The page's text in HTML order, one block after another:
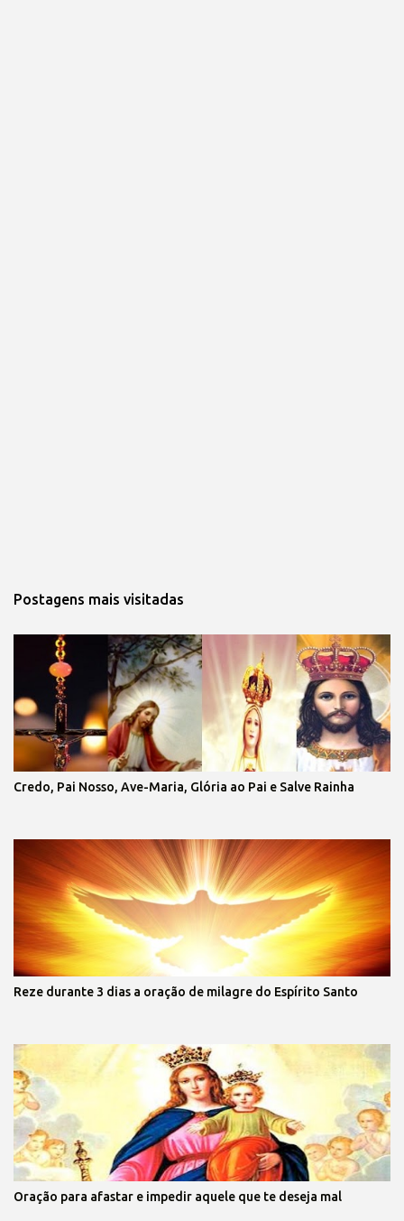
Postagens mais visitadas
Credo, Pai Nosso, Ave-Maria, Glória ao Pai e Salve Rainha
Reze durante 3 dias a oração de milagre do Espírito Santo
Oração para afastar e impedir aquele que te deseja mal